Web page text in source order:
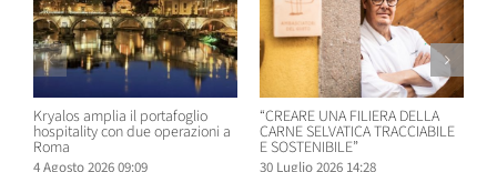
Kryalos amplia il portafoglio
hospitality con due operazioni a
Roma
4 Agosto 2026 09:09
“CREARE UNA FILIERA DELLA
CARNE SELVATICA TRACCIABILE
E SOSTENIBILE”
30 Luglio 2026 14:28